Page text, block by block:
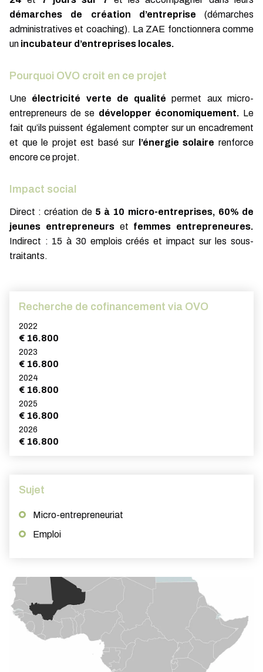
démarches de création d’entreprise (démarches
administratives et coaching). La ZAE fonctionnera comme
un incubateur d’entreprises locales.
Pourquoi OVO croit en ce projet
Une électricité verte de qualité permet aux micro-
entrepreneurs de se développer économiquement. Le
fait qu’ils puissent également compter sur un encadrement
et que le projet est basé sur
l’énergie solaire renforce
encore ce projet.
Impact social
Direct : création de 5 à 10 micro-entreprises, 60% de
jeunes entrepreneurset femmes entrepreneures.
Indirect : 15 à 30 emplois créés et impact sur les sous-
traitants.
Recherche de cofinancement via OVO
2022
€ 16.800
2023
€ 16.800
2024
€ 16.800
2025
€ 16.800
2026
€ 16.800
Sujet
Micro-entrepreneuriat
Emploi